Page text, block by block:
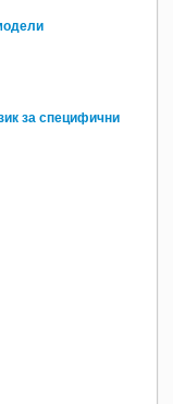
за специфични